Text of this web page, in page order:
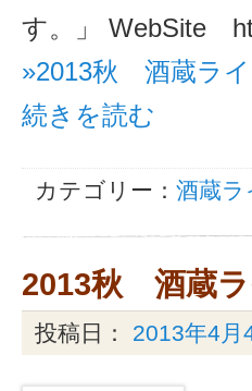
す。」 WebSite
»2013秋 酒蔵ラ
続きを読む
カテゴリー： 酒蔵ラ
2013秋 酒蔵
投稿日： 2013年4月